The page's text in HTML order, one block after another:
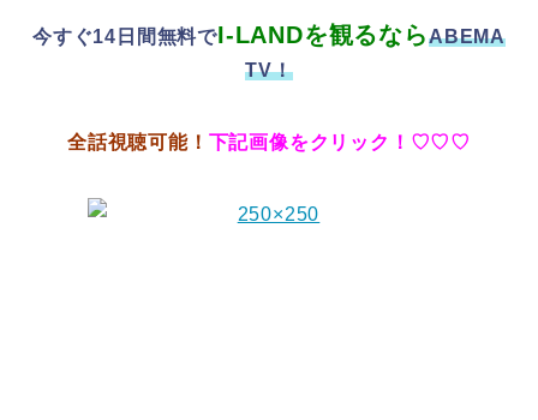
今すぐ14日間無料でI-LANDを観るならABEMA
TV！
全話視聴可能！ 下記画像をクリック！♡♡♡